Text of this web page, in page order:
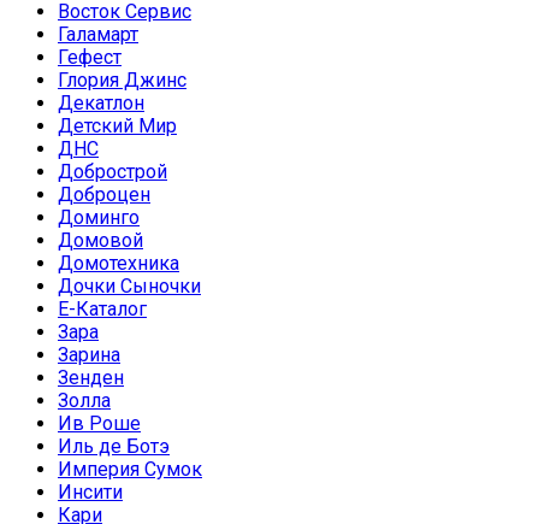
Восток Сервис
Галамарт
Гефест
Глория Джинс
Декатлон
Детский Мир
ДНС
Добрострой
Доброцен
Доминго
Домовой
Домотехника
Дочки Сыночки
Е-Каталог
Зара
Зарина
Зенден
Золла
Ив Роше
Иль де Ботэ
Империя Сумок
Инсити
Кари